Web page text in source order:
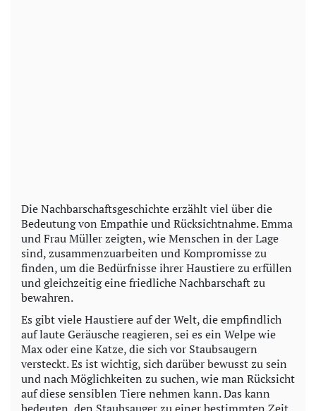
Die Nachbarschaftsgeschichte erzählt viel über die
Bedeutung von Empathie und Rücksichtnahme. Emma
und Frau Müller zeigten, wie Menschen in der Lage
sind, zusammenzuarbeiten und Kompromisse zu
finden, um die Bedürfnisse ihrer Haustiere zu erfüllen
und gleichzeitig eine friedliche Nachbarschaft zu
bewahren.
Es gibt viele Haustiere auf der Welt, die empfindlich
auf laute Geräusche reagieren, sei es ein Welpe wie
Max oder eine Katze, die sich vor Staubsaugern
versteckt. Es ist wichtig, sich darüber bewusst zu sein
und nach Möglichkeiten zu suchen, wie man Rücksicht
auf diese sensiblen Tiere nehmen kann. Das kann